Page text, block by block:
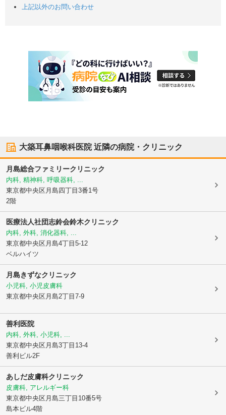
上記以外のお問い合わせ
大築耳鼻咽喉科医院近隣の病院・クリニック
月島総合ファミリークリニック
内科, 精神科, 呼吸器科, ...
東京都中央区 月島四丁目3番1号
2階
医療法人社団志鈴会鈴木クリニック
内科, 外科, 消化器科, ...
東京都中央区 月島4丁目5-12
ベルハイツ
月島きずなクリニック
小児科, 小児皮膚科
東京都中央区 月島2丁目7-9
善利医院
内科, 外科, 小児科, ...
東京都中央区 月島3丁目13-4
善利ビル2F
あしだ皮膚科クリニック
皮膚科, アレルギー科
東京都中央区 月島三丁目10番5号
島本ビル4階